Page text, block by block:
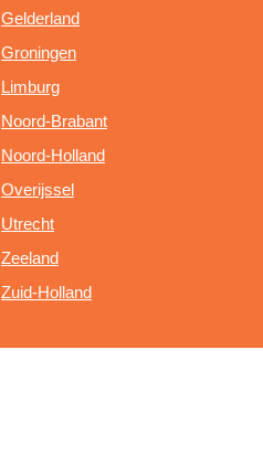
Gelderland
Groningen
Limburg
Noord-Brabant
Noord-Holland
Overijssel
Utrecht
Zeeland
Zuid-Holland